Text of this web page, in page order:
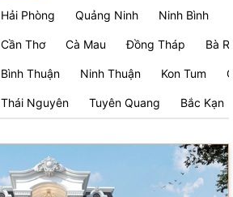
Hải Phòng Quảng Ninh Ninh Bình
Cần Thơ Cà Mau Đồng Tháp Bà
Bình Thuận Ninh Thuận Kon Tum
Thái Nguyên Tuyên Quang Bắc Kạn